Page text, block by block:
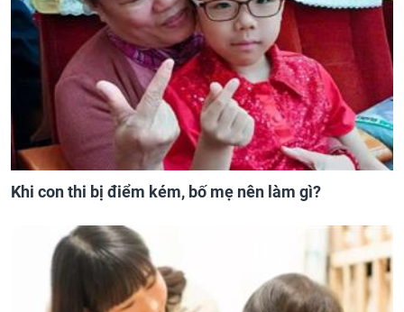
Khi con thi bị điểm kém, bố mẹ nên làm gì?